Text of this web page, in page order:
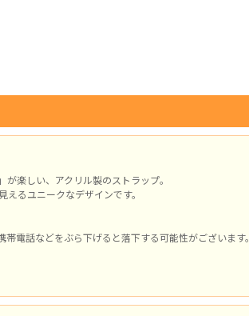
楽しい、アクリル製のストラップ。
るユニークなデザインです。
電話などをぶら下げると落下する可能性がございます。